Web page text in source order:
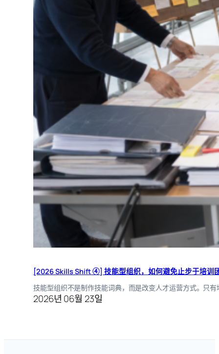
[2026 Skills Shift ④] 技能型组织，如何避免止步于培训
技能型组织不是制作技能词典，而是改变人才运营方式。只
2026년 06월 23일